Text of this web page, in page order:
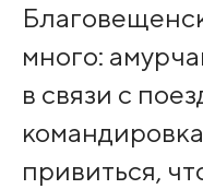
много:
в связи с
привиться,